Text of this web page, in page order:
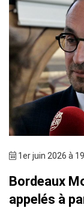
1er juin 2026 à
Bordeaux
appelés à